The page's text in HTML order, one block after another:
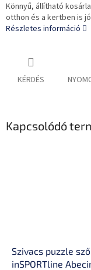
Könnyű, állítható
otthon és a kertben is
Részletes információ
KÉRDÉS
Kapcsolódó
Szivacs puzzle
inSPORTline